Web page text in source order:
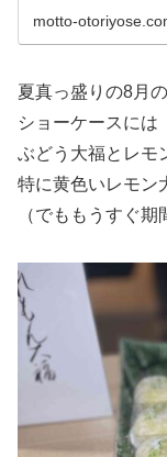
motto-
夏真っ盛りの8月
ショーケースには
ぶどう大福とレモ
特に黄色いレモン
（でももうすぐ期